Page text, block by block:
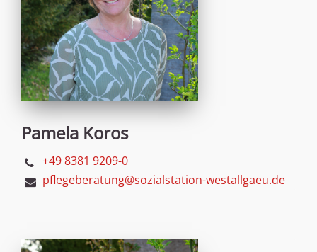
Pamela Koros
+49 8381 9209-0
pflegeberatung@sozialstation-westallgaeu.de